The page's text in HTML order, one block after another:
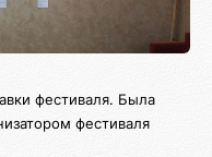
фестиваля. Была
фестиваля